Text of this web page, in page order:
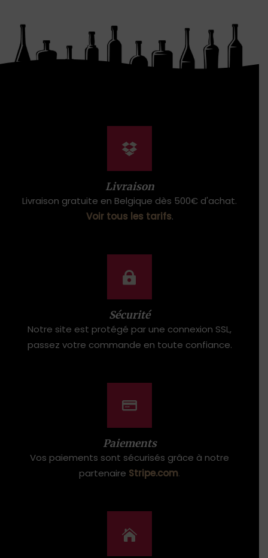
Livraison
Livraison gratuite en Belgique dès 500€ d'achat.
Voir tous les tarifs.
Sécurité
Notre site est protégé par une connexion SSL,
passez votre commande en toute confiance.
Paiements
Vos paiements sont sécurisés grâce à notre
partenaire Stripe.com.